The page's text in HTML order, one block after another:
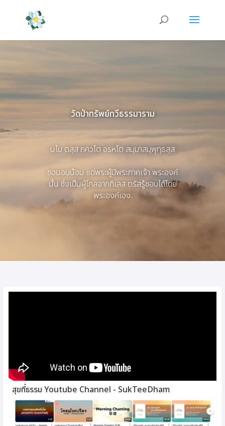
วัดป่าทรัพย์ทวีธรรมาราม
นโม ตสฺส ภควโต อรหโต สมฺมาสมฺพุทฺธสฺส
ขอนอบน้อม แด่พระผู้มีพระภาคเจ้า พระองค์
นั้น ซึ่งเป็นผู้ไกลจากกิเลส ตรัสรู้ชอบได้โดย
พระองค์เอง.
สุขที่ธรรม Youtube Channel - SukTeeDham